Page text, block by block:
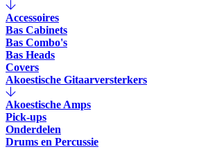
Accessoires
Bas Cabinets
Bas Combo's
Bas Heads
Covers
Akoestische Gitaarversterkers
Akoestische Amps
Pick-ups
Onderdelen
Drums en Percussie